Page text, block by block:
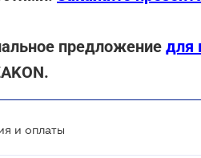
предложение для
и оплаты